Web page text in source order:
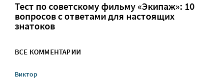
Тест по советскому фильму «Экипаж»: 10
вопросов с ответами для настоящих
знатоков
ВСЕ КОММЕНТАРИИ
Виктор